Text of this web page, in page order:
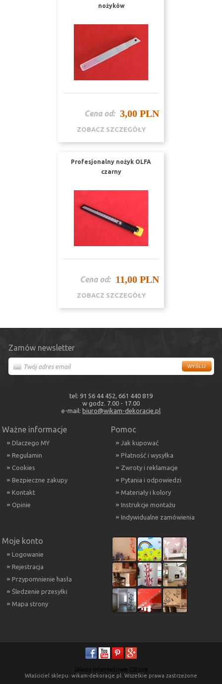
nożyków
Cena od: 3,00 PLN
ZOBACZ SZCZEGÓŁY
Profesjonalny nożyk OLFA
czarny
Cena od: 11,00 PLN
ZOBACZ SZCZEGÓŁY
Zamów newsletter
tel: 91 56 44 452, 661 440 819
w godz. 7.00 - 17.00
e-mail: biuro@wikam-dekoracje.pl
Ważne informacje
Dlaczego MY
Regulamin
Cookies
Bezpieczne zakupy
Kontakt
Opinie
Pomoc
Jak kupować
Płatność i wysyłka
Zwroty i reklamacje
Pytania i odpowiedzi
Materiały i kolory
Instrukcje montażu
Indywidualne zamówienia
Moje konto
Logowanie
Rejestracja
Przypomnienie hasła
Śledzenie przesyłki
Mapa strony
Sklepy internetowe CStore
Właściciel sklepu: wikam-dekoracje.pl. Wszelkie prawa zastrzeżone